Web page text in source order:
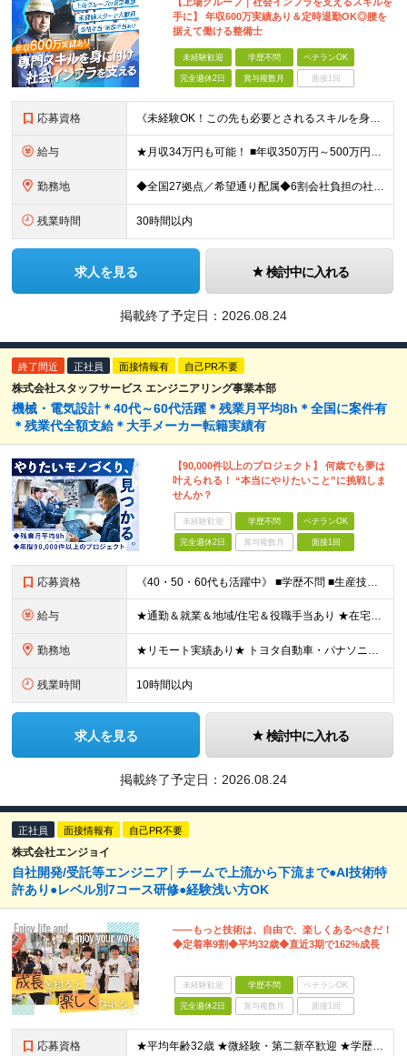
手に】 年収600万実績あり＆定時退勤OK◎腰を
据えて働ける整備士
未経験歓迎 学歴不問 ベテランOK
完全週休2日 賞与複数月 面接1回
応募資格 《未経験OK！この先も必要とされるスキルを身につけたい方は大歓迎！》 ■普通自動車免許 ※学歴不問 ＜こんな方に向いています！＞ ◎余暇の時間をしっかり確保できる働き方がしたい ◎経験を活かしてより
給与 ★月収34万円も可能！ ■年収350万円～500万円想定 ┗月給22万6000円～33万3000円（地域手当を含む）＋諸手当＋賞与年2回（4.0ヶ月※2024年度実績） ★資格手当 ・自動車整備士1
勤務地 ◆全国27拠点／希望通り配属◆6割会社負担の社宅制度（借り上げ社宅※規定あり） ◆転居を伴う転勤なし ◆U・Iターン歓迎 ◆マイカー通勤可 【北海道エリア】 北海道（札幌市、旭川市） 【東北エリア
残業時間 30時間以内
求人を見る 検討中に入れる
掲載終了予定日： 2026.08.24
終了間近 正社員 面接情報有 自己PR不要
株式会社スタッフサービス エンジニアリング事業本部
機械・電気設計＊40代～60代活躍＊残業月平均8h＊全国に案件有
＊残業代全額支給＊大手メーカー転籍実績有
【90,000件以上のプロジェクト】 何歳でも夢は
叶えられる！ “本当にやりたいこと”に挑戦しま
せんか？
未経験歓迎 学歴不問 ベテランOK
完全週休2日 賞与複数月 面接1回
応募資格 《40・50・60代も活躍中》 ■学歴不問 ■生産技術・生産管理・品質保証・評価・設計いずれかの実務経験をお持ちの方 ▽こんな方にオススメです！▽ 「経験を活かして幅広いプロジェクトに携わりたい」
給与 ★通勤＆就業＆地域/住宅＆役職手当あり ★在宅勤務実績あり ★残業代は全額支給 ★選べる給与制度あり！ ■東京・神奈川・千葉・埼玉勤務の場合 月給24.5万円～55万円＋諸手当 （残業代は全額支給）
勤務地 ★リモート実績あり★ トヨタ自動車・パナソニック・東芝など大手メーカーでのポストも多数！ 全国の取引先での就業となります（沖縄を除く） 『地元で働きたい』という希望に、業界トップクラス約7,00
残業時間 10時間以内
求人を見る 検討中に入れる
掲載終了予定日： 2026.08.24
正社員 面接情報有 自己PR不要
株式会社エンジョイ
自社開発/受託等エンジニア│チームで上流から下流まで●AI技術特
許あり●レベル別7コース研修●経験浅い方OK
――もっと技術は、自由で、楽しくあるべきだ！
◆定着率9割◆平均32歳◆直近3期で162%成長
未経験歓迎 学歴不問 ベテランOK
完全週休2日 賞与複数月 面接1回
応募資格 ★平均年齢32歳 ★微経験・第二新卒歓迎 ★学歴不問 ★人柄重視の採用 ＊＊＊＊＊＊＊＊＊＊＊ ■ 何かしらのITエンジニアとしての経験をお持ちの方 （年数は問いません） ○IT事務やヘルプデスク